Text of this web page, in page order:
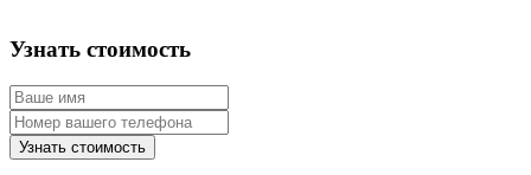
Узнать стоимость